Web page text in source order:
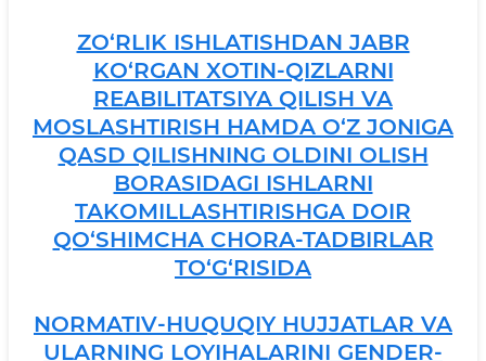
ZO‘RLIK ISHLATISHDAN JABR
KO‘RGAN XOTIN-QIZLARNI
REABILITATSIYA QILISH VA
MOSLASHTIRISH HAMDA O‘Z JONIGA
QASD QILISHNING OLDINI OLISH
BORASIDAGI ISHLARNI
TAKOMILLASHTIRISHGA DOIR
QO‘SHIMCHA CHORA-TADBIRLAR
TO‘G‘RISIDA
NORMATIV-HUQUQIY HUJJATLAR VA
ULARNING LOYIHALARINI GENDER-